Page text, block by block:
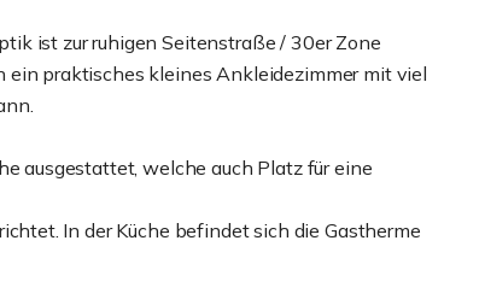
ist zur ruhigen Seitenstraße / 30er Zone
praktisches kleines Ankleidezimmer mit viel
ausgestattet, welche auch Platz für eine
In der Küche befindet sich die Gastherme